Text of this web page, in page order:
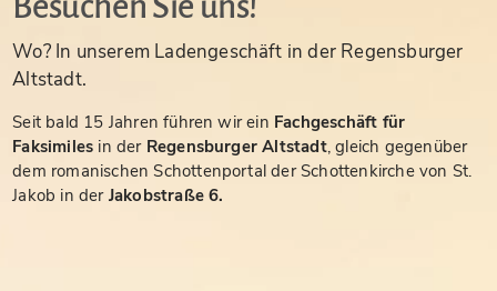
Besuchen Sie uns!
Wo? In unserem Ladengeschäft in der Regensburger
Altstadt.
Seit bald 15 Jahren führen wir ein Fachgeschäft für
Faksimiles in der Regensburger Altstadt, gleich gegenüber
dem romanischen Schottenportal der Schottenkirche von St.
Jakob in der Jakobstraße 6.